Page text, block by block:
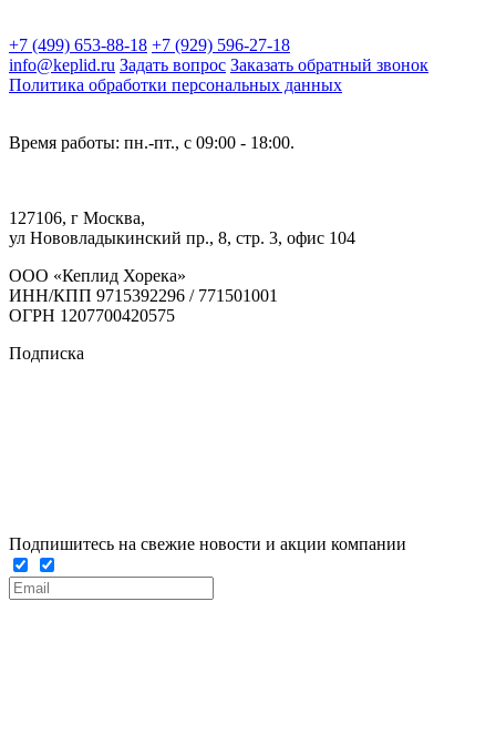
+7 (499) 653-88-18 +7 (929) 596-27-18
info@keplid.ru Задать вопрос Заказать обратный звонок
Политика обработки персональных данных
Время работы: пн.-пт., с 09:00 - 18:00.
127106, г Москва,
ул Нововладыкинский пр., 8, стр. 3, офис 104
ООО «Кеплид Хорека»
ИНН/КПП 9715392296 / 771501001
ОГРН 1207700420575
Подписка
Подпишитесь на свежие новости и акции компании